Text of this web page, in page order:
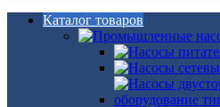
Каталог товаров